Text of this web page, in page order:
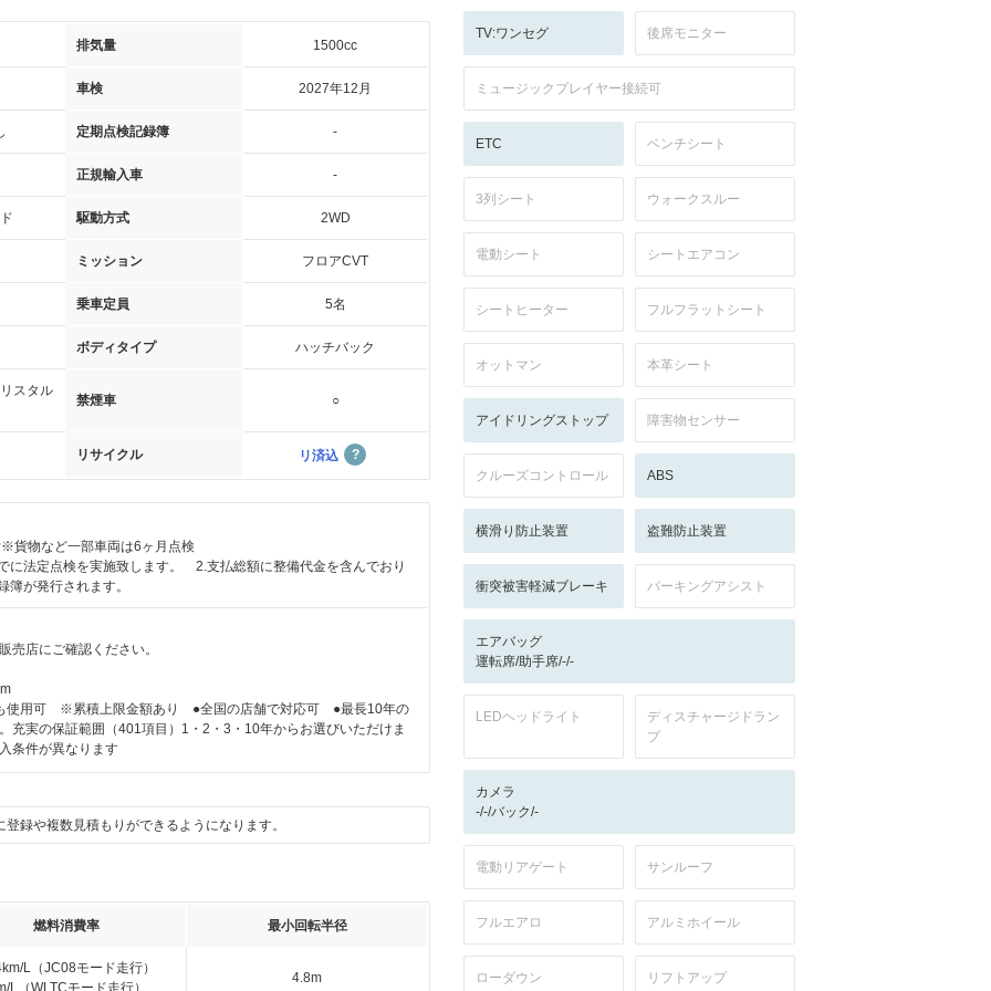
排気量 1500cc
車検 2027年12月
定期点検記録簿 -
正規輸入車 -
駆動方式 2WD
ミッション フロアCVT
乗車定員 5名
ボディタイプ ハッチバック
スタル
禁煙車 ○
リサイクル リ済込
貨物など一部車両は6ヶ月点検
に法定点検を実施致します。 2.支払総額に整備代金を含んでおり
が発行されます。
売店にご確認ください。
使用可 ※累積上限金額あり ●全国の店舗で対応可 ●最長10年の
充実の保証範囲（401項目）1・2・3・10年からお選びいただけま
条件が異なります
録や複数見積もりができるようになります。
燃料消費率 最小回転半径
L（JC08モード走行）
L（WLTCモード走行）
4.8m
TV:ワンセグ 後席モニター
ミュージックプレイヤー接続可
ETC ベンチシート
3列シート ウォークスルー
電動シート シートエアコン
シートヒーター フルフラットシート
オットマン 本革シート
アイドリングストップ 障害物センサー
クルーズコントロール ABS
横滑り防止装置 盗難防止装置
衝突被害軽減ブレーキ パーキングアシスト
エアバッグ
運転席/助手席/-/-
LEDヘッドライト
ディスチャージドラン
プ
カメラ
-/-/バック/-
電動リアゲート サンルーフ
フルエアロ アルミホイール
ローダウン リフトアップ